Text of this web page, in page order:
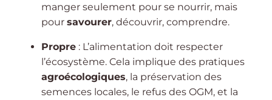
manger seulement pour se nourrir, mais
pour savourer, découvrir, comprendre.
Propre : L’alimentation doit respecter
l’écosystème. Cela implique des pratiques
agroécologiques, la préservation des
semences locales, le refus des OGM, et la